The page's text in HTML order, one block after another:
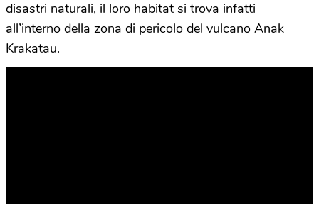
disastri naturali, il loro habitat si trova infatti
all’interno della zona di pericolo del vulcano Anak
Krakatau.